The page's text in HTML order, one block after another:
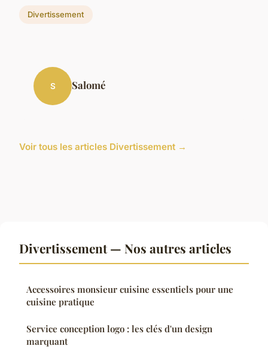
Divertissement
S Salomé
Voir tous les articles Divertissement →
Divertissement — Nos autres articles
Accessoires monsieur cuisine essentiels pour une
cuisine pratique
Service conception logo : les clés d'un design
marquant